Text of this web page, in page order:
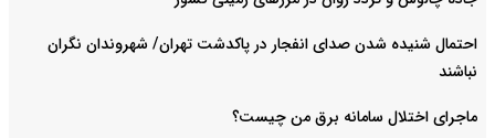
احتمال شنیده شدن صدای انفجار در پاکدشت تهران/ شهروندان نگران
نباشند
ماجرای اختلال سامانه برق من چیست؟